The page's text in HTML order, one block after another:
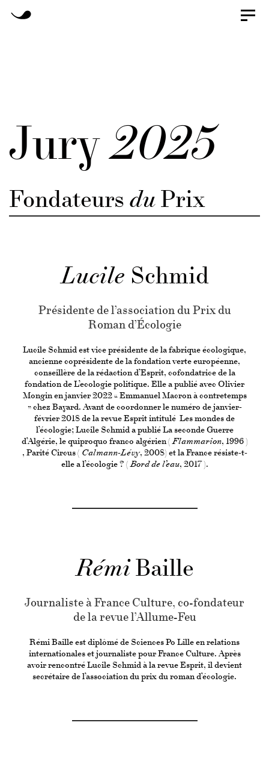
Skip
content
Jury2025
FondateursduPrix
Lucile Schmid
Présidente de l’association du Prix du
Roman d’Écologie
Lucile Schmid est vice présidente de la fabrique écologique,
ancienne coprésidente de la fondation verte européenne,
conseillère de la rédaction d’Esprit, cofondatrice de la
fondation de L’ecologie politique. Elle a publié avec Olivier
Mongin en janvier 2022 « Emmanuel Macron à contretemps
» chez Bayard. Avant de coordonner le numéro de janvier-
février 2018 de la revue Esprit intitulé Les mondes de
l’écologie; Lucile Schmid a publié La seconde Guerre
d’Algérie, le quiproquo franco algérien (Flammarion, 1996 )
, Parité Circus ( Calmann-Lévy, 2008) et la France résiste-t-
elle a l’écologie ? (Bord de l’eau, 2017 ).
RémiBaille
Journaliste à France Culture, co-fondateur
de la revue l’Allume-Feu
Rémi Baille est diplômé de Sciences Po Lille en relations
internationales et journaliste pour France Culture. Après
avoir rencontré Lucile Schmid à la revue Esprit, il devient
secrétaire de l’association du prix du roman d’écologie.